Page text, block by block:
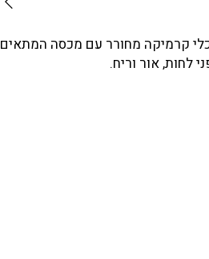
קרמיקה מחורר עם מכסה המתאים